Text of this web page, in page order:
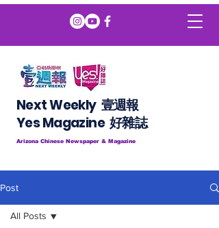
Next Weekly 壹週報
​​Yes Magazine 好雜誌
Arizona Chinese Newspaper & Magazine
Post
All Posts